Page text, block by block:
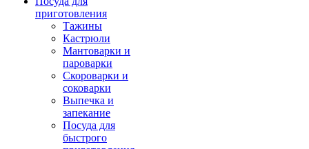
приготовления
Тажины
Кастрюли
Мантоварки и
пароварки
Скороварки и
соковарки
Выпечка и
запекание
Посуда для
быстрого